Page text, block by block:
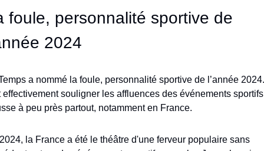
foule, personnalité sportive de
2024
a nommé la foule, personnalité sportive de l’année
effectivement souligner les affluences des événements
à peu près partout, notamment en France.
la France a été le théâtre d'une ferveur populaire sans